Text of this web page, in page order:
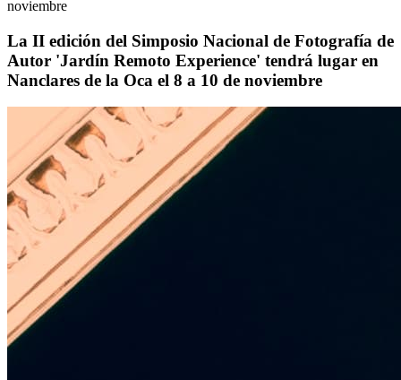
noviembre
La II edición del Simposio Nacional de Fotografía de
Autor 'Jardín Remoto Experience' tendrá lugar en
Nanclares de la Oca el 8 a 10 de noviembre